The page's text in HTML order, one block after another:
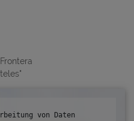
von Daten